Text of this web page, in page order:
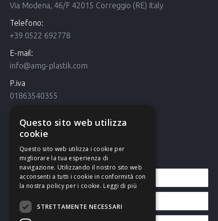
Via Modena, 46/F 42015 Correggio (RE) Italy
Telefono:
+39 0522 692778
E-mail:
info@amg-plastik.com
P.iva
01863540355
Cookie policy
Contattaci
Questo sito web utilizza
cookie
Questo sito web utilizza i cookie per
migliorare la tua esperienza di
navigazione. Utilizzando il nostro sito web
acconsenti a tutti i cookie in conformità con
la nostra policy per i cookie. Leggi di più
STRETTAMENTE NECESSARI